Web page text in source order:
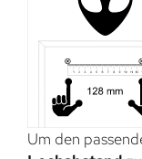
Um den